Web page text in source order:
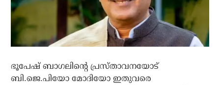
ഭൂപേഷ് ബാഗലിന്റെ പ്രസ്താവനയോട്
ബി.ജെ.പിയോ മോദിയോ ഇതുവരെ